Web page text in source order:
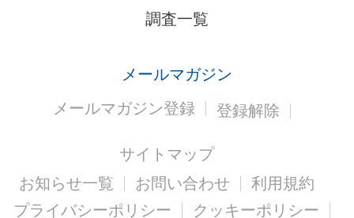
調査一覧
メールマガジン
メールマガジン登録
登録解除
サイトマップ
お知らせ一覧
お問い合わせ
利用規約
プライバシーポリシー
クッキーポリシー